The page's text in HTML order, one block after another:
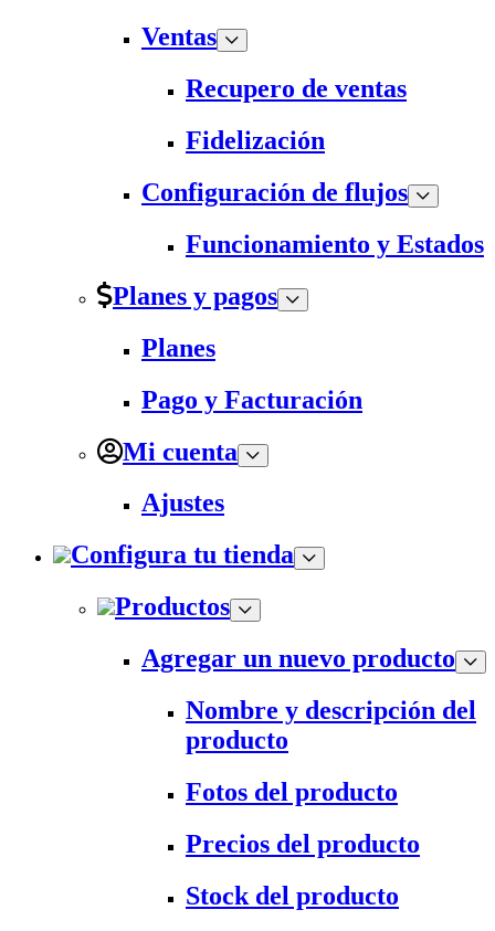
Ventas
Recupero de ventas
Fidelización
Configuración de flujos
Funcionamiento y Estados
Planes y pagos
Planes
Pago y Facturación
Mi cuenta
Ajustes
Configura tu tienda
Productos
Agregar un nuevo producto
Nombre y descripción del
producto
Fotos del producto
Precios del producto
Stock del producto